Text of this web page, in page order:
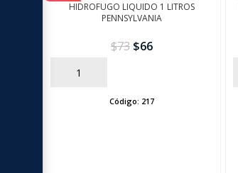
-10%HIDROFUGO LIQUIDO 1 LITROS
PENNSYLVANIA
$73 $66
AÑADIR
Código: 217